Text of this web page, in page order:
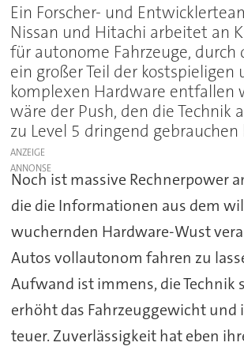
Ein Forscher- und
Nissan und Hitachi arbeitet an
für autonome Fahrzeuge,
ein großer Teil der kostspieligen
komplexen Hardware entfallen
wäre der Push, den die Technik
zu Level 5 dringend gebrauchen
ANZEIGE
Noch ist massive Rechnerpower
die die Informationen aus dem
wuchernden Hardware-Wust
Autos vollautonom fahren zu
Aufwand ist immens, die Technik
erhöht das Fahrzeuggewicht und
teuer. Zuverlässigkeit hat eben